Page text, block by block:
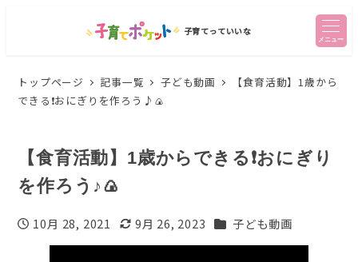
子育てっていいな
メニュー
トップページ 記事一覧 子ども動画
【食育活動】1歳から
できる❗️おにぎりを作ろう♪🍙
【食育活動】1歳からできる❗️おにぎり
を作ろう♪🍙
投稿日
10月 28, 2021
更新日
9月 26, 2023 カテゴリー
子ども動画